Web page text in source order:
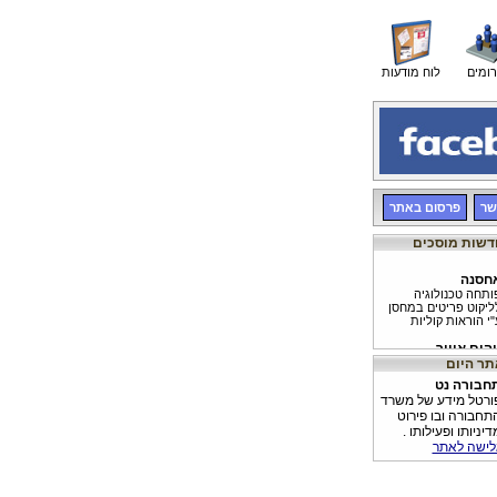
לוח מודעות
פרסום באתר
טכנולוגיה
פריטים במחסן
הוראות קוליות
אוויר
בזיהום אוויר
מרכב בנזין
אוויר
8% ממכוניות בנזין
יחסית הורדו
עקב זיהום
נט
מידע של משרד
ובו פירוט
ופעילותו .
לאתר